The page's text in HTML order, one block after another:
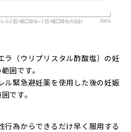
ラ（ウリプリスタル酢酸塩）の妊
囲です。
ル緊急避妊薬を使用した後の妊娠
です。
行為からできるだけ早く服用する